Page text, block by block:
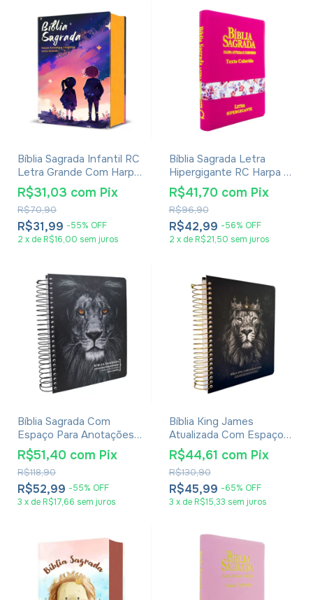
Bíblia Sagrada Infantil RC
Letra Grande Com Harpa
Avivada E Corinhos Capa
Dura Pequena Estrelas
R$31,99 -55% OFF
R$70,90
R$31,03 com Pix
2 x de R$16,00 sem juros
Bíblia Sagrada Letra
Hipergigante RC Harpa E
Corinhos Capa Zíper Pink
R$42,99 -56% OFF
R$96,90
R$41,70 com Pix
2 x de R$21,50 sem juros
Bíblia Sagrada Com
Espaço Para Anotações
Harpa Avivada E Corinhos
Leão PB
R$52,99 -55% OFF
R$118,90
R$51,40 com Pix
3 x de R$17,66 sem juros
Bíblia King James
Atualizada Com Espaço
Para Anotações Leão Rei
Dos Reis
R$45,99 -65% OFF
R$130,90
R$44,61 com Pix
3 x de R$15,33 sem juros